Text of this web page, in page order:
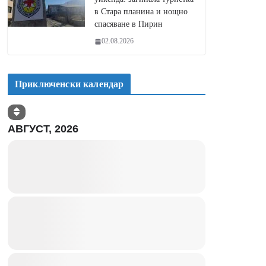
в Стара планина и нощно
спасяване в Пирин
02.08.2026
Приключенски календар
АВГУСТ, 2026